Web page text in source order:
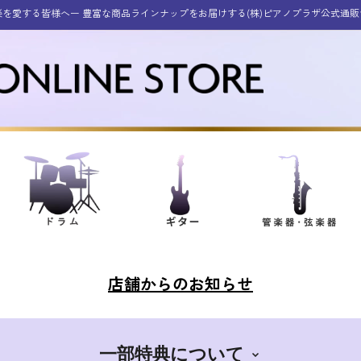
愛する皆様へー 豊富な商品ラインナップをお届けする(株)ピアノプラザ公式通
店舗からのお知らせ
一部特典について